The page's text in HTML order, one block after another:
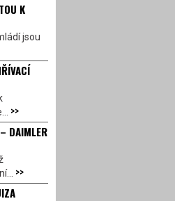
K
jsou
>>
DAIMLER
>>